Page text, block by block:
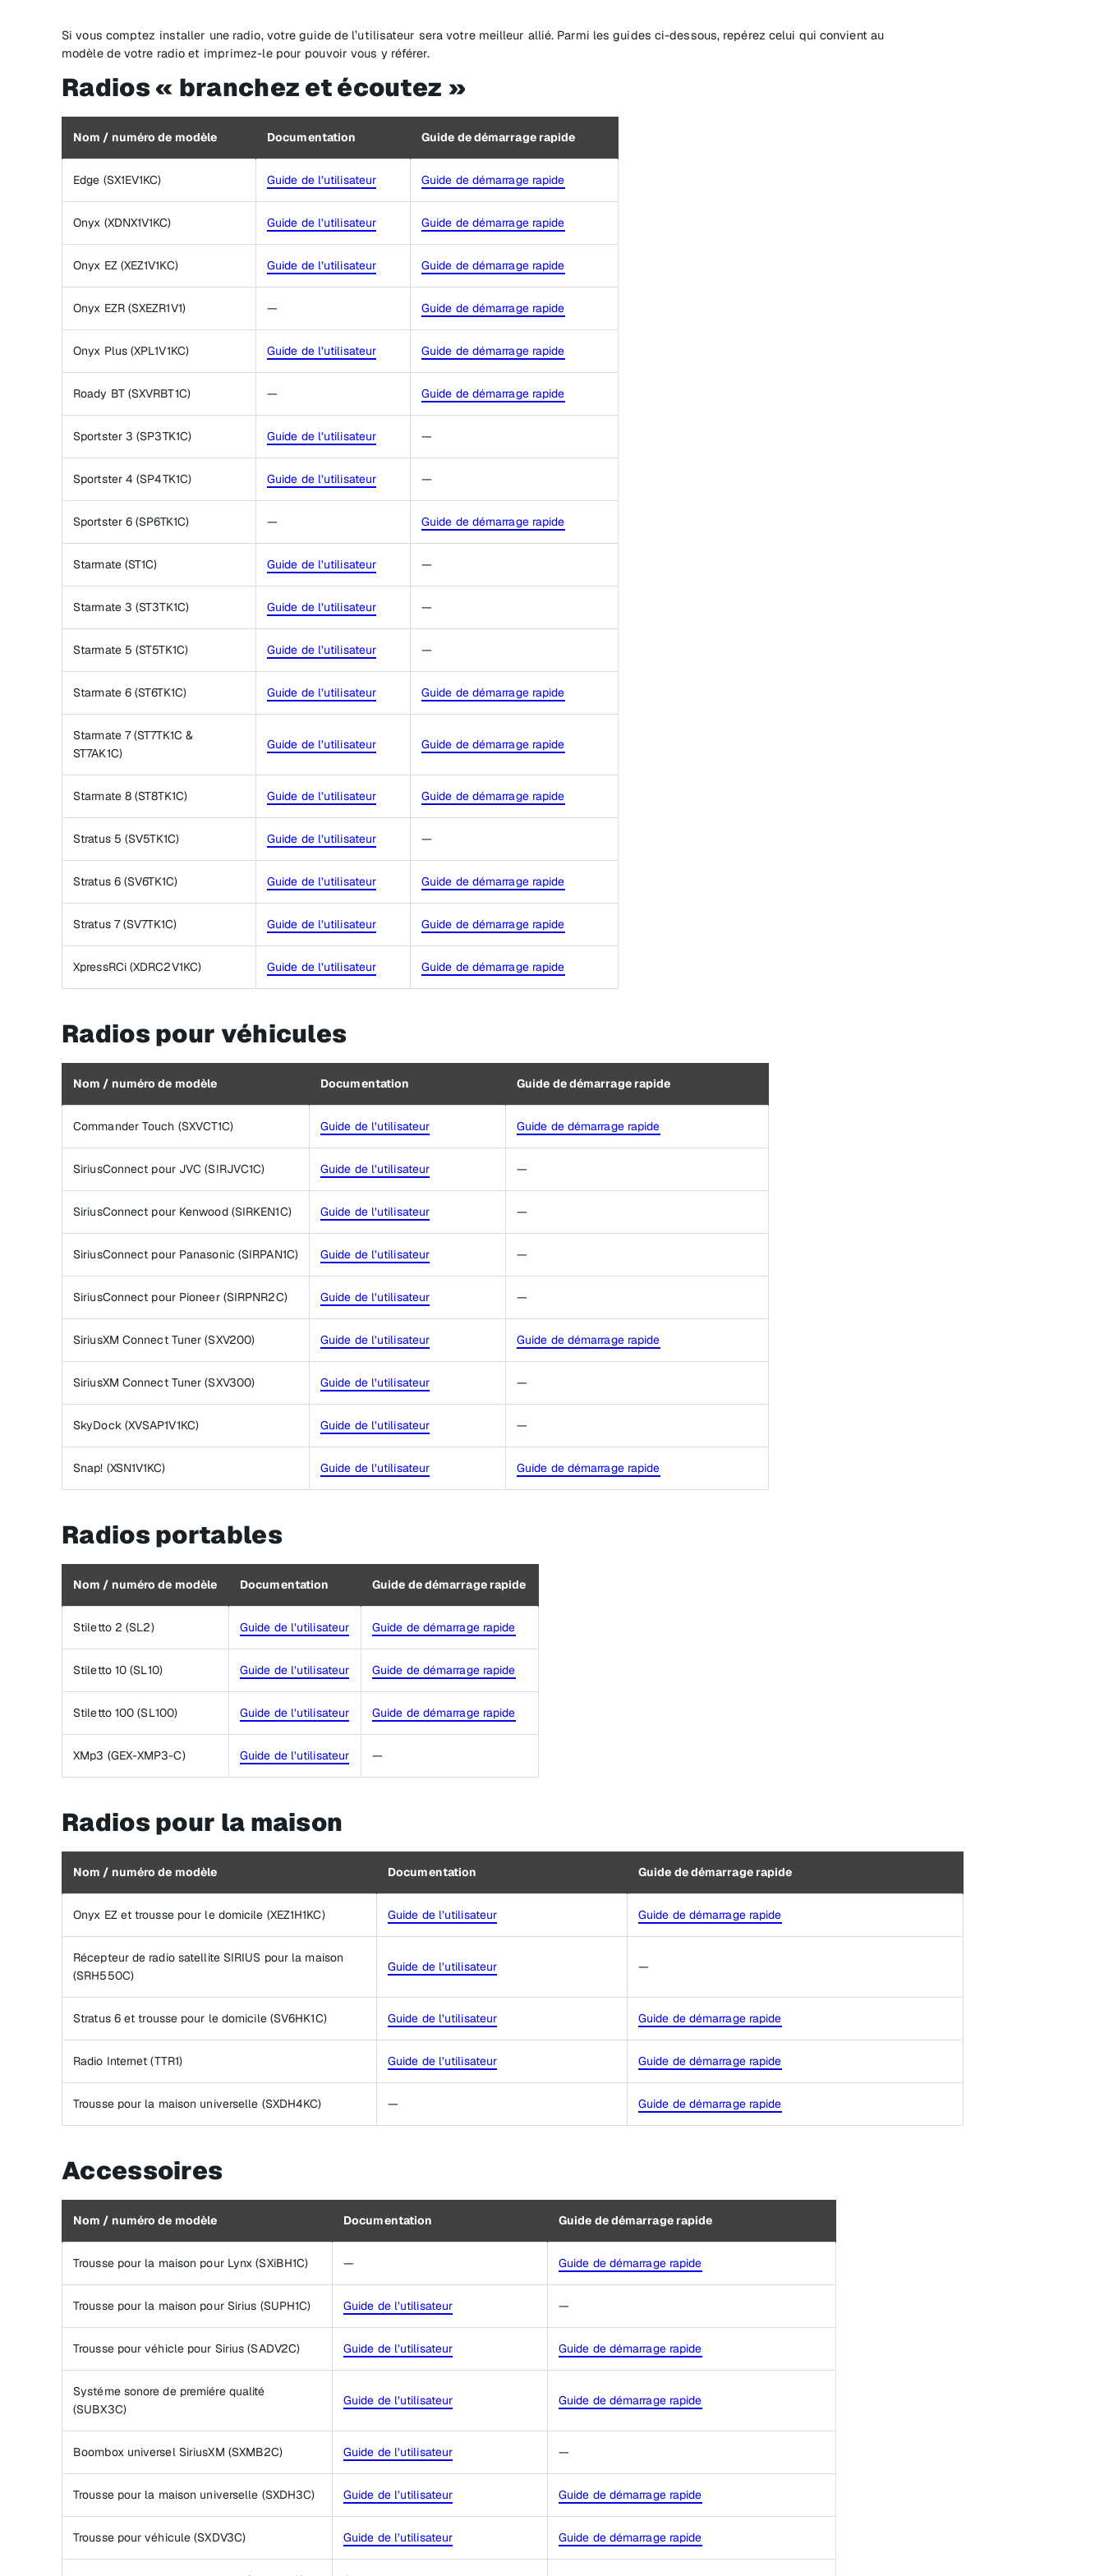
Si vous comptez installer une radio, votre guide de l’utilisateur sera votre meilleur allié. Parmi les guides ci-dessous, repérez celui qui convient au
modèle de votre radio et imprimez-le pour pouvoir vous y référer.
Radios « branchez et écoutez »
Nom / numéro de modèle Documentation Guide de démarrage rapide
Edge (SX1EV1KC) Guide de l’utilisateur Guide de démarrage rapide
Onyx (XDNX1V1KC) Guide de l’utilisateur Guide de démarrage rapide
Onyx EZ (XEZ1V1KC) Guide de l’utilisateur Guide de démarrage rapide
Onyx EZR (SXEZR1V1) — Guide de démarrage rapide
Onyx Plus (XPL1V1KC) Guide de l’utilisateur Guide de démarrage rapide
Roady BT (SXVRBT1C) — Guide de démarrage rapide
Sportster 3 (SP3TK1C) Guide de l’utilisateur —
Sportster 4 (SP4TK1C) Guide de l’utilisateur —
Sportster 6 (SP6TK1C) — Guide de démarrage rapide
Starmate (ST1C) Guide de l’utilisateur —
Starmate 3 (ST3TK1C) Guide de l’utilisateur —
Starmate 5 (ST5TK1C) Guide de l’utilisateur —
Starmate 6 (ST6TK1C) Guide de l’utilisateur Guide de démarrage rapide
Starmate 7 (ST7TK1C &
ST7AK1C)
Guide de l’utilisateur Guide de démarrage rapide
Starmate 8 (ST8TK1C) Guide de l’utilisateur Guide de démarrage rapide
Stratus 5 (SV5TK1C) Guide de l’utilisateur —
Stratus 6 (SV6TK1C) Guide de l’utilisateur Guide de démarrage rapide
Stratus 7 (SV7TK1C) Guide de l’utilisateur Guide de démarrage rapide
XpressRCi (XDRC2V1KC) Guide de l’utilisateur Guide de démarrage rapide
Radios pour véhicules
Nom / numéro de modèle Documentation Guide de démarrage rapide
Commander Touch (SXVCT1C) Guide de l’utilisateur Guide de démarrage rapide
SiriusConnect pour JVC (SIRJVC1C) Guide de l’utilisateur —
SiriusConnect pour Kenwood (SIRKEN1C) Guide de l’utilisateur —
SiriusConnect pour Panasonic (SIRPAN1C) Guide de l’utilisateur —
SiriusConnect pour Pioneer (SIRPNR2C) Guide de l’utilisateur —
SiriusXM Connect Tuner (SXV200) Guide de l’utilisateur Guide de démarrage rapide
SiriusXM Connect Tuner (SXV300) Guide de l’utilisateur —
SkyDock (XVSAP1V1KC) Guide de l’utilisateur —
Snap! (XSN1V1KC) Guide de l’utilisateur Guide de démarrage rapide
Radios portables
Nom / numéro de modèle Documentation Guide de démarrage rapide
Stiletto 2 (SL2) Guide de l’utilisateur Guide de démarrage rapide
Stiletto 10 (SL10) Guide de l’utilisateur Guide de démarrage rapide
Stiletto 100 (SL100) Guide de l’utilisateur Guide de démarrage rapide
XMp3 (GEX-XMP3-C) Guide de l’utilisateur —
Radios pour la maison
Nom / numéro de modèle Documentation Guide de démarrage rapide
Onyx EZ et trousse pour le domicile (XEZ1H1KC) Guide de l’utilisateur Guide de démarrage rapide
Récepteur de radio satellite SIRIUS pour la maison
(SRH550C)
Guide de l’utilisateur —
Stratus 6 et trousse pour le domicile (SV6HK1C) Guide de l’utilisateur Guide de démarrage rapide
Radio Internet (TTR1) Guide de l’utilisateur Guide de démarrage rapide
Trousse pour la maison universelle (SXDH4KC) — Guide de démarrage rapide
Accessoires
Nom / numéro de modèle Documentation Guide de démarrage rapide
Trousse pour la maison pour Lynx (SXiBH1C) — Guide de démarrage rapide
Trousse pour la maison pour Sirius (SUPH1C) Guide de l’utilisateur —
Trousse pour véhicle pour Sirius (SADV2C) Guide de l’utilisateur Guide de démarrage rapide
Systéme sonore de premiére qualité
(SUBX3C)
Guide de l’utilisateur Guide de démarrage rapide
Boombox universel SiriusXM (SXMB2C) Guide de l’utilisateur —
Trousse pour la maison universelle (SXDH3C) Guide de l’utilisateur Guide de démarrage rapide
Trousse pour véhicule (SXDV3C) Guide de l’utilisateur Guide de démarrage rapide